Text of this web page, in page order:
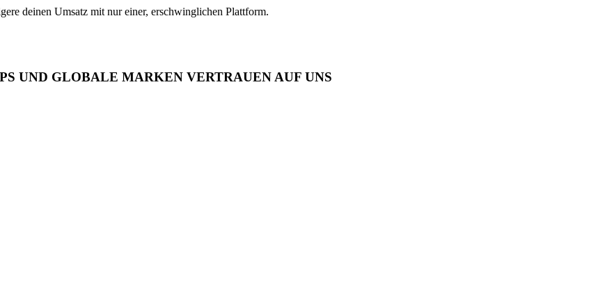
deinen Umsatz mit nur einer, erschwinglichen Plattform.
UND GLOBALE MARKEN VERTRAUEN AUF UNS